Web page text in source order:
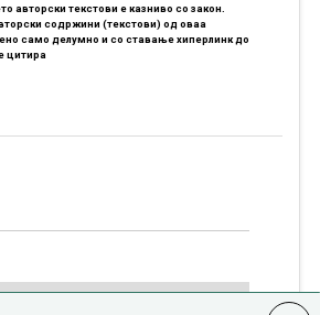
авторски текстови е казниво со закон.
содржини (текстови) од оваа
само делумно и со ставање хиперлинк до
цитира